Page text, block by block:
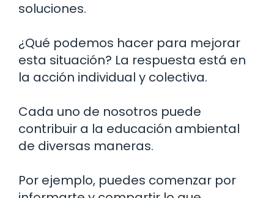
soluciones.
¿Qué podemos hacer para mejorar
esta situación? La respuesta está en
la acción individual y colectiva.
Cada uno de nosotros puede
contribuir a la educación ambiental
de diversas maneras.
Por ejemplo, puedes comenzar por